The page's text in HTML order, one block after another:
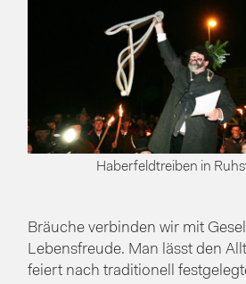
Haberfeldtreiben in
Bräuche verbinden wir mit
Lebensfreude. Man lässt den
feiert nach traditionell